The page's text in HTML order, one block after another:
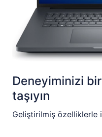
Deneyiminizi
taşıyın
Geliştirilmiş özelliklerle